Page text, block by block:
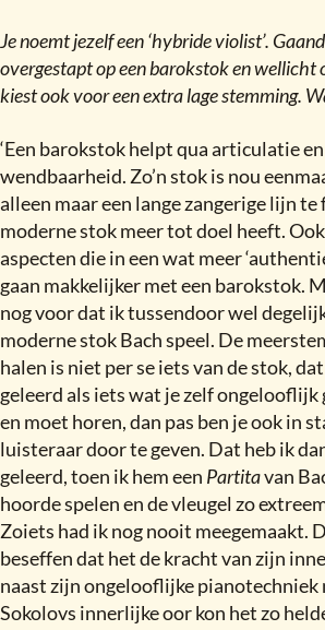
Je noemt jezelf een ‘hybride violist’.
overgestapt op een barokstok en wellicht
kiest ook voor een extra lage stemming.
‘Een barokstok helpt qua articulatie
wendbaarheid. Zo’n stok is nou
alleen maar een lange zangerige lijn
moderne stok meer tot doel heeft.
aspecten die in een wat meer
gaan makkelijker met een barokstok.
nog voor dat ik tussendoor wel
moderne stok Bach speel. De
halen is niet per se iets van de stok,
geleerd als iets wat je zelf ongelooflijk
en moet horen, dan pas ben je ook in
luisteraar door te geven. Dat heb ik
geleerd, toen ik hem een Partitavan
hoorde spelen en de vleugel zo
Zoiets had ik nog nooit meegemaakt.
beseffen dat het de kracht van zijn
naast zijn ongelooflijke
Sokolovs innerlijke oor kon het zo